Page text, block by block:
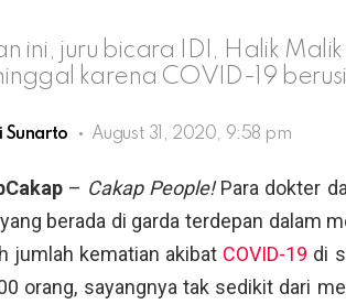
ini, juru bicara IDI, Halik
karena COVID-19
Sunarto August 31, 2020, 9:58 pm
– Cakap People!Para dokter
berada di garda terdepan dalam
jumlah kematian akibat COVID-19 di
orang, sayangnya tak sedikit dari